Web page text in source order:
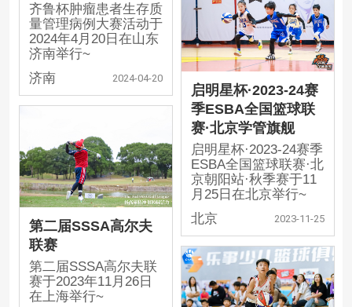
齐鲁杯肿瘤患者生存质
量管理病例大赛活动于
2024年4月20日在山东
济南举行~
济南
2024-04-20
第二届SSSA高尔夫
联赛
第二届SSSA高尔夫联
赛于2023年11月26日
在上海举行~
启明星杯·2023-24赛
季ESBA全国篮球联
赛·北京学管旗舰
启明星杯·2023-24赛季
ESBA全国篮球联赛·北
京朝阳站·秋季赛于11
月25日在北京举行~
北京
2023-11-25